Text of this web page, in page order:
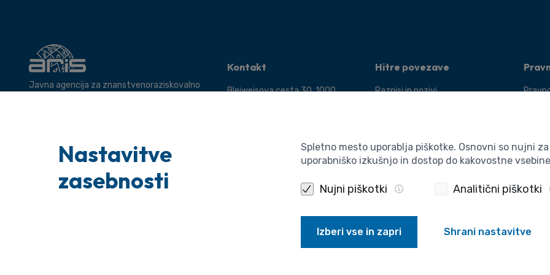
Javna agencija za znanstvenoraziskovalno
Kontakt
Bleiweisova cesta 30, 1000
glavnapisarna@aris-rs.si
Hitre povezave
Razpisi in pozivi
Publikacije
Izjava
Nastavitve
zasebnosti
Spletno mesto uporablja piškotke. Osnovni so nujni
uporabniško izkušnjo in dostop do kakovostne
Nujni piškotki Analitični piškotki
Izberi vse in zapri Shrani nastavitve